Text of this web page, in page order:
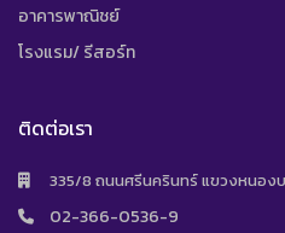
อาคารพาณิชย์
โรงแรม/ รีสอร์ท
ติดต่อเรา
335/8 ถนนศรีนครินทร์ แขวงหนองบ
02-366-0536-9